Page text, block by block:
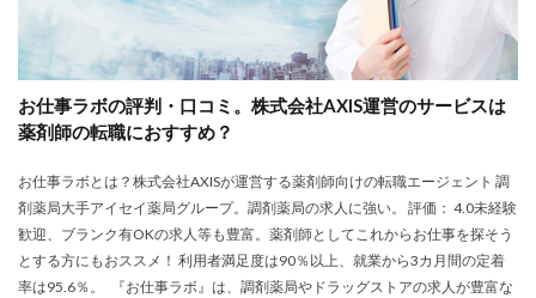
お仕事ラボの評判・口コミ。株式会社AXIS運営のサービスは
薬剤師の転職におすすめ？
お仕事ラボとは？株式会社AXISが運営する薬剤師向けの転職エージェント 調
剤薬局大手アイセイ薬局グループ。調剤薬局の求人に強い。 評価： 4.0未経験
歓迎、ブランク有OKの求人等も豊富。薬剤師としてこれからお仕事を探そう
とする方にもおススメ！ 利用者満足度は90％以上、就業から3カ月間の定着
率は95.6％。 『お仕事ラボ』は、調剤薬局やドラッグストアの求人が豊富な
エージェント
エイチエ
エグゼクティブ
エニーキャリア株式会社
ナース人材バンク
ネルサポート
募集
介護福祉士
リハビリ職
わたしNEXT
一覧 中退
人材紹介
介護ワーカー
介護福祉 介護職
リシュウカツ
仕事
仕事探し 体育会 体調不良
体験談